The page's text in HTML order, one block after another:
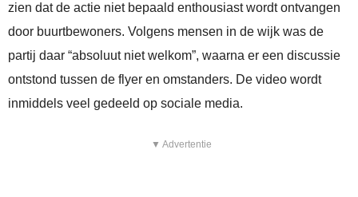
zien dat de actie niet bepaald enthousiast wordt ontvangen
door buurtbewoners. Volgens mensen in de wijk was de
partij daar “absoluut niet welkom”, waarna er een discussie
ontstond tussen de flyer en omstanders. De video wordt
inmiddels veel gedeeld op sociale media.
▼ Advertentie